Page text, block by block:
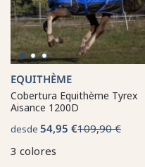
EQUITHÈME
Cobertura Equithème Tyrex
Aisance 1200D
desde 54,95 €109,90 €
3 colores